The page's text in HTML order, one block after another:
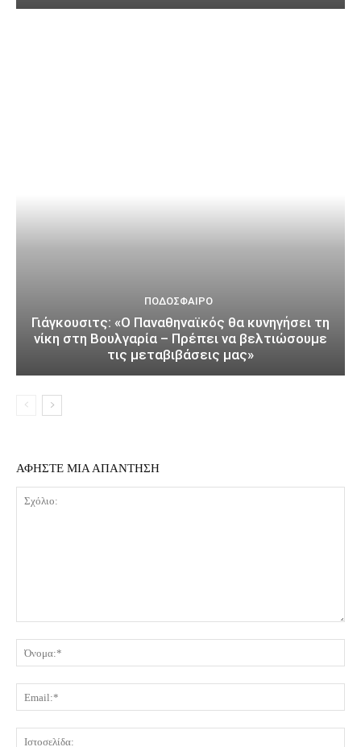
ΠΟΔΌΣΦΑΙΡΟ
Γιάγκουσιτς: «Ο Παναθηναϊκός θα κυνηγήσει τη
νίκη στη Βουλγαρία – Πρέπει να βελτιώσουμε
τις μεταβιβάσεις μας»
ΑΦΗΣΤΕ ΜΙΑ ΑΠΑΝΤΗΣΗ